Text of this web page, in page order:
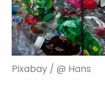
Pixabay / @ Hans